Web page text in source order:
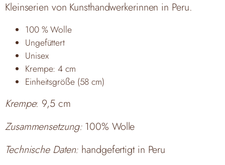
Kleinserien von Kunsthandwerkerinnen in Peru.
100 % Wolle
Ungefüttert
Unisex
Krempe: 4 cm
Einheitsgröße (58 cm)
Krempe: 9,5 cm
Zusammensetzung:100% Wolle
Technische Daten: handgefertigt in Peru